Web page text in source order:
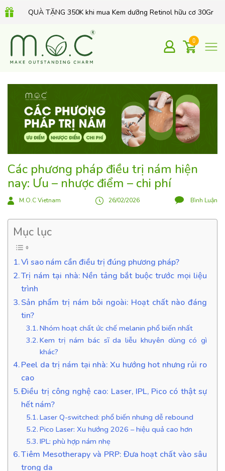
QUÀ TẶNG 350K khi mua Kem dưỡng Retinol hữu cơ 30Gr
0
Các phương pháp điều trị nám hiện
nay: Ưu – nhược điểm – chi phí
M.O.C Vietnam 26/02/2026 Bình Luận
Mục lục
Vì sao nám cần điều trị đúng phương pháp?
Trị nám tại nhà: Nền tảng bắt buộc trước mọi liệu
trình
Sản phẩm trị nám bôi ngoài: Hoạt chất nào đáng
tin?
Nhóm hoạt chất ức chế melanin phổ biến nhất
Kem trị nám bác sĩ da liễu khuyên dùng có gì
khác?
Peel da trị nám tại nhà: Xu hướng hot nhưng rủi ro
cao
Điều trị công nghệ cao: Laser, IPL, Pico có thật sự
hết nám?
Laser Q-switched: phổ biến nhưng dễ rebound
Pico Laser: Xu hướng 2026 – hiệu quả cao hơn
IPL: phù hợp nám nhẹ
Tiêm Mesotherapy và PRP: Đưa hoạt chất vào sâu
trong da